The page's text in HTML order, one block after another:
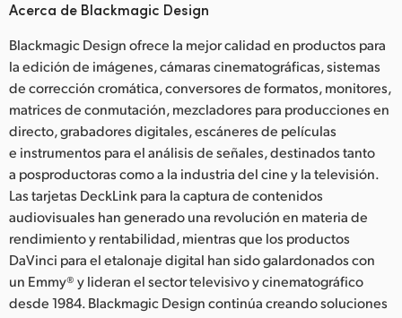
Acerca de Blackmagic Design
Blackmagic Design ofrece la mejor calidad en productos para
la edición de imágenes, cámaras cinematográficas, sistemas
de corrección cromática, conversores de formatos, monitores,
matrices de conmutación, mezcladores para producciones en
directo, grabadores digitales, escáneres de películas
e instrumentos para el análisis de señales, destinados tanto
a posproductoras como a la industria del cine y la televisión.
Las tarjetas DeckLink para la captura de contenidos
audiovisuales han generado una revolución en materia de
rendimiento y rentabilidad, mientras que los productos
DaVinci para el etalonaje digital han sido galardonados con
un Emmy® y lideran el sector televisivo y cinematográfico
desde 1984. Blackmagic Design continúa creando soluciones